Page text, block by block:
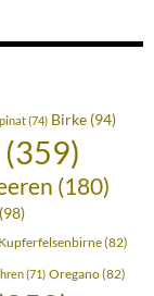
(74) Birke (94)
(359)
(180)
(98)
Kupferfelsenbirne(82)
(71) Oregano(82)